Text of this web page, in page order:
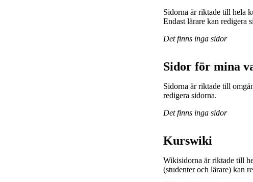
Sidorna är riktade till hela
Endast lärare kan redigera
Det finns inga sidor
Sidor för mina
Sidorna är riktade till
redigera sidorna.
Det finns inga sidor
Kurswiki
Wikisidorna är riktade till
(studenter och lärare) kan